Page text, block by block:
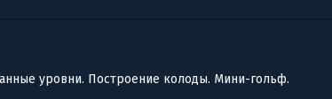
уровни. Построение колоды. Мини-гольф.